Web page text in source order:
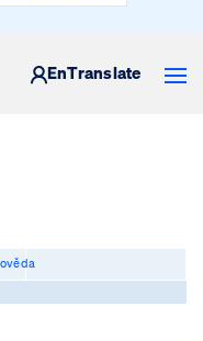
REPUBLIKY
EnTranslate